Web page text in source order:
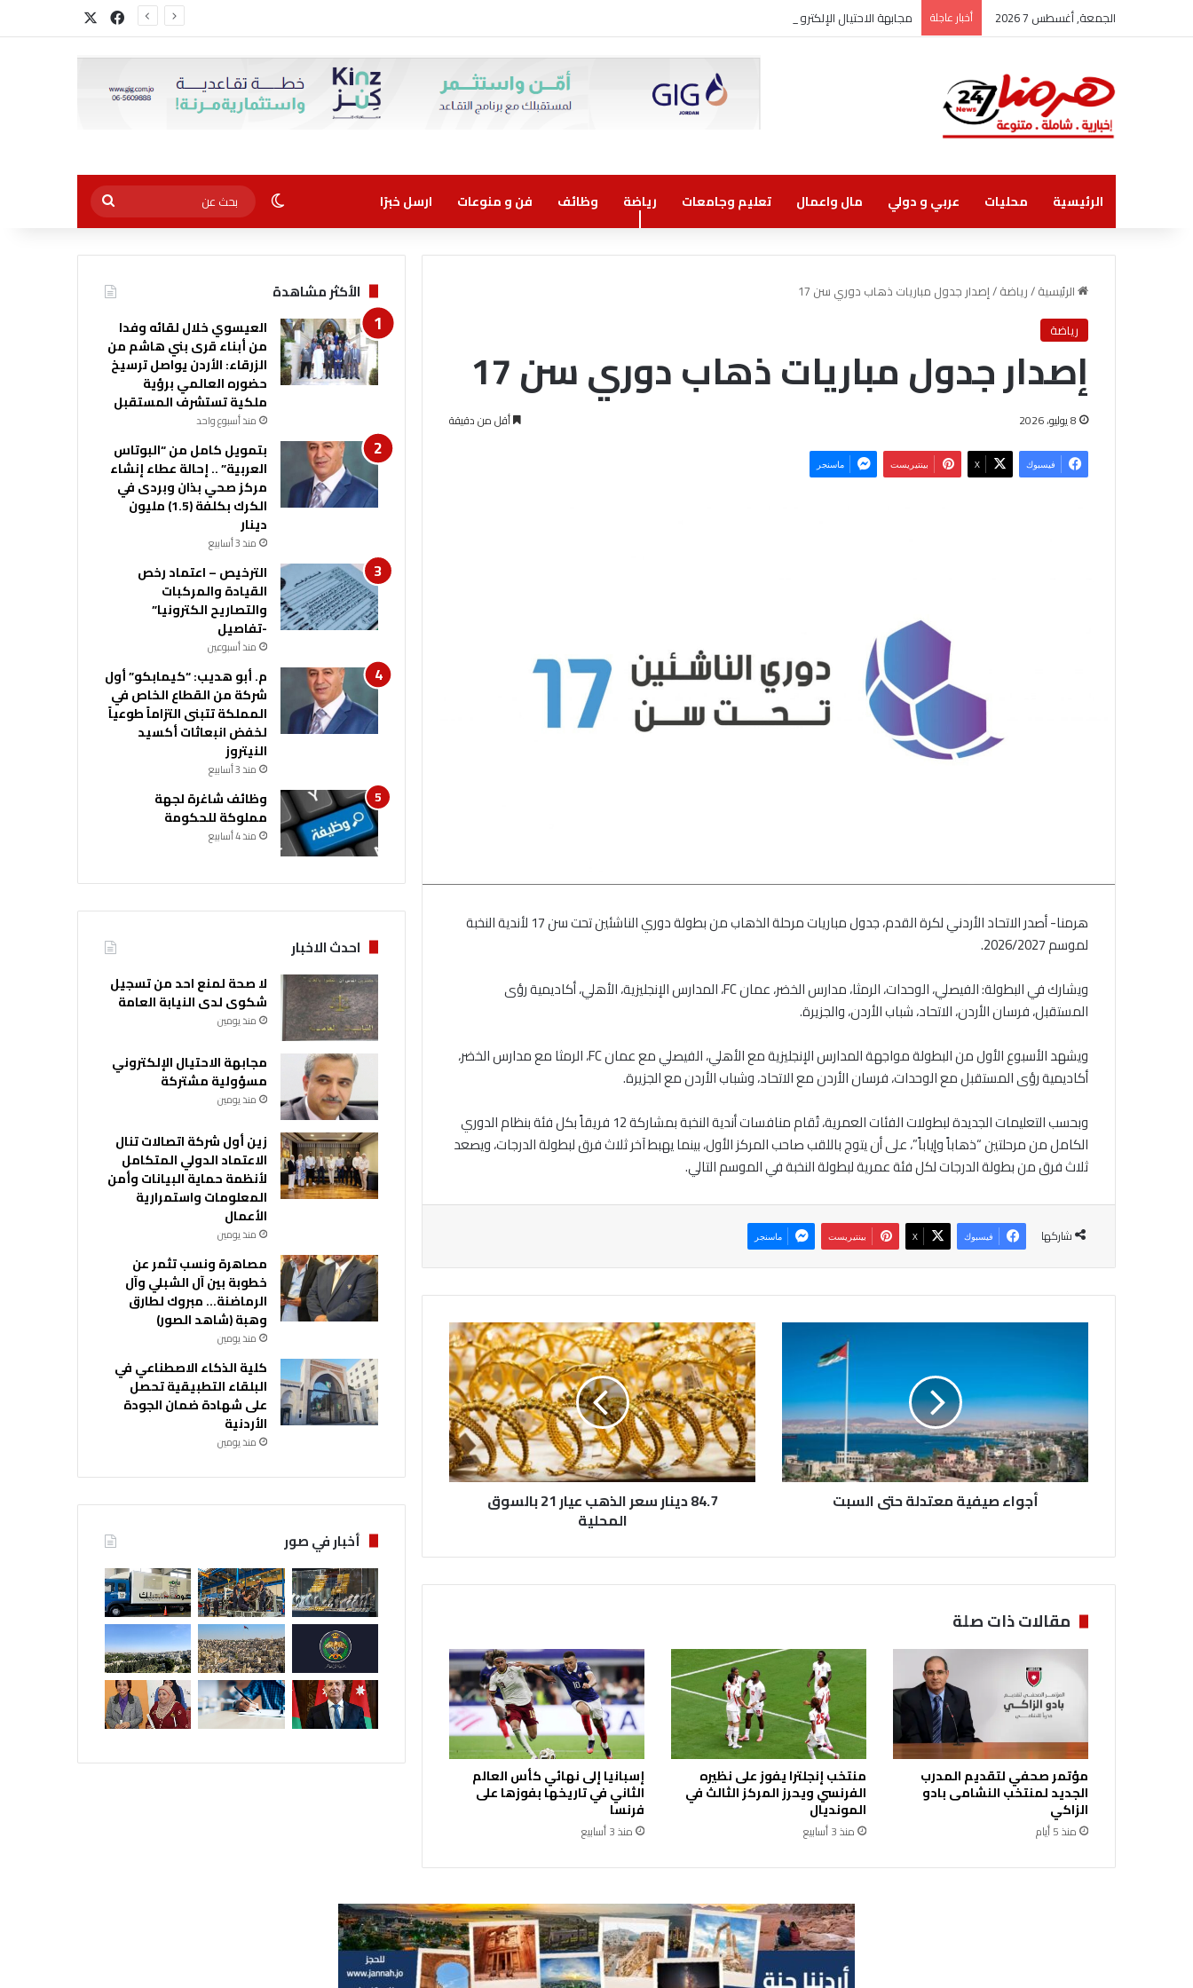
الجمعة, أغسطس 7 2026 أخبار عاجلة مجابهة الاحتيال الإلكتروني مسؤولية مشتركة فيسبوك
الرئيسية محليات عربي و دولي مال واعمال تعليم وجامعات رياضة وظائف فن و منوعات ارسل خبرًا الوضع المظلم
بحث
عن
الرئيسية/رياضة/إصدار جدول مباريات ذهاب دوري سن 17
رياضة
إصدار جدول مباريات ذهاب دوري سن 17
8 يوليو، 2026 أقل من دقيقة
فيسبوك ‫X بينتيريست ماسنجر
هرمنا- أصدر الاتحاد الأردني لكرة القدم، جدول مباريات مرحلة الذهاب من بطولة دوري الناشئين تحت سن 17 لأندية النخبة
لموسم 2026/2027.
ويشارك في البطولة: الفيصلي، الوحدات، الرمثا، مدارس الخضر، عمان FC، المدارس الإنجليزية، الأهلي، أكاديمية رؤى
المستقبل، فرسان الأردن، الاتحاد، شباب الأردن، والجزيرة.
ويشهد الأسبوع الأول من البطولة مواجهة المدارس الإنجليزية مع الأهلي، الفيصلي مع عمان FC، الرمثا مع مدارس الخضر،
أكاديمية رؤى المستقبل مع الوحدات، فرسان الأردن مع الاتحاد، وشباب الأردن مع الجزيرة.
وبحسب التعليمات الجديدة لبطولات الفئات العمرية، تُقام منافسات أندية النخبة بمشاركة 12 فريقاً بكل فئة بنظام الدوري
الكامل من مرحلتين “ذهاباً وإياباً”، على أن يتوج باللقب صاحب المركز الأول، بينما يهبط آخر ثلاث فرق لبطولة الدرجات، ويصعد
ثلاث فرق من بطولة الدرجات لكل فئة عمرية لبطولة النخبة في الموسم التالي.
شاركها فيسبوك ‫X بينتيريست ماسنجر
ء
ص
ي
ف
ي
ت
ل
ة
ح
ت
ب
ت
أجواء صيفية معتدلة حتى السبت
8
4
.
7
د
ي
ن
ا
ر
ا
ذ
ع
ي
ا
ر
2
1
ب
ا
ل
ا
م
ح
ل
ي
ة
84.7 دينار سعر الذهب عيار 21 بالسوق
المحلية
مقالات ذات صلة
مؤتمر صحفي لتقديم المدرب
الجديد لمنتخب النشامى بادو
الزاكي
منذ 5 أيام
منتخب إنجلترا يفوز على نظيره
الفرنسي ويحرز المركز الثالث في
المونديال
منذ 3 أسابيع
إسبانيا إلى نهائي كأس العالم
الثاني في تاريخها بفوزها على
فرنسا
منذ 3 أسابيع
الأكثر مشاهدة
العيسوي خلال لقائه وفدا
من أبناء قرى بني هاشم من
الزرقاء: الأردن يواصل ترسيخ
حضوره العالمي برؤية
ملكية تستشرف المستقبل
منذ أسبوع واحد
بتمويل كامل من “البوتاس
العربية” .. إحالة عطاء إنشاء
مركز صحي بذان وبردى في
الكرك بكلفة (1.5) مليون
دينار
منذ 3 أسابيع
الترخيص – اعتماد رخص
القيادة والمركبات
والتصاريح الكترونيا”
-تفاصيل
منذ أسبوعين
م. أبو هديب: “كيمابكو” أول
شركة من القطاع الخاص في
المملكة تتبنى التزاماً طوعياً
لخفض انبعاثات أكسيد
النيتروز
منذ 3 أسابيع
وظائف شاغرة لجهة
مملوكة للحكومة
منذ 4 أسابيع
احدث الاخبار
لا صحة لمنع احد من تسجيل
شكوى لدى النيابة العامة
منذ يومين
مجابهة الاحتيال الإلكتروني
مسؤولية مشتركة
منذ يومين
زين أول شركة اتصالات تنال
الاعتماد الدولي المتكامل
لأنظمة حماية البيانات وأمن
المعلومات واستمرارية
الأعمال
منذ يومين
مصاهرة ونسب تثمر عن
خطوبة بين آل الشبلي وآل
الرماضنة… مبروك لطارق
وهبة (شاهد الصور)
منذ يومين
كلية الذكاء الاصطناعي في
البلقاء التطبيقية تحصل
على شهادة ضمان الجودة
الأردنية
منذ يومين
أخبار في صور